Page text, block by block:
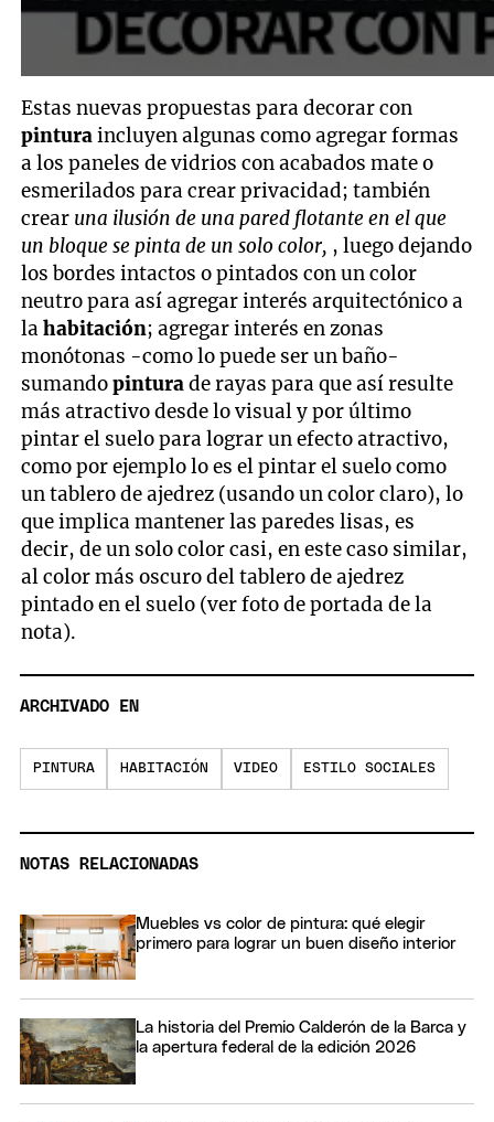
Estas nuevas propuestas para decorar con
pinturaincluyen algunas como agregar formas
a los paneles de vidrios con acabados mate o
esmerilados para crear privacidad; también
crear una ilusión de una pared flotante en el que
un bloque se pinta de un solo color, , luego dejando
los bordes intactos o pintados con un color
neutro para así agregar interés arquitectónico a
lahabitación; agregar interés en zonas
monótonas -como lo puede ser un baño-
sumandopinturade rayas para que así resulte
más atractivo desde lo visual y por último
pintar el suelo para lograr un efecto atractivo,
como por ejemplo lo es el pintar el suelo como
un tablero de ajedrez (usando un color claro), lo
que implica mantener las paredes lisas, es
decir, de un solo color casi, en este caso similar,
al color más oscuro del tablero de ajedrez
pintado en el suelo (ver foto de portada de la
nota).
ARCHIVADO EN
PINTURA HABITACIÓN VIDEO ESTILO SOCIALES
NOTAS RELACIONADAS
Muebles vs color de pintura: qué elegir
primero para lograr un buen diseño interior
La historia del Premio Calderón de la Barca y
la apertura federal de la edición 2026